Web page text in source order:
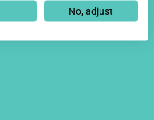
No, adjust